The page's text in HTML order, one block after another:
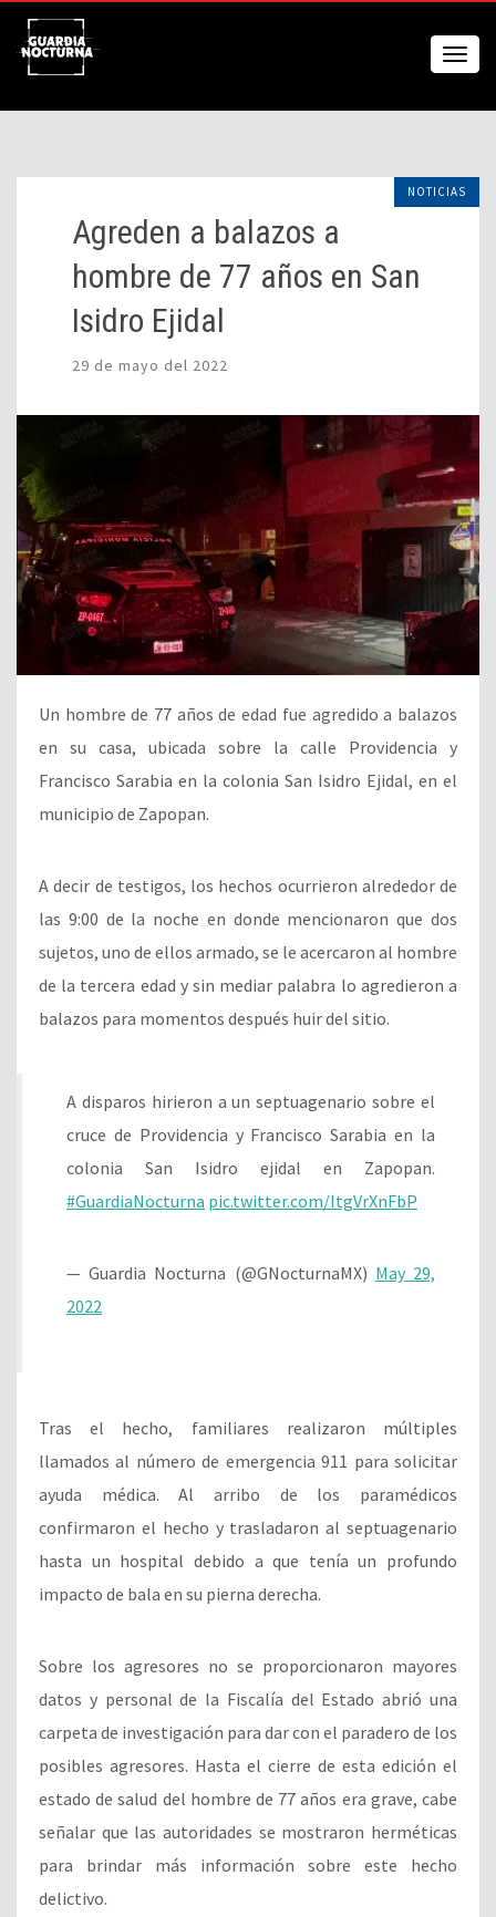
NOTICIAS
Agreden a balazos a
hombre de 77 años en San
Isidro Ejidal
29 de mayo del 2022
Un hombre de 77 años de edad fue agredido a balazos
en su casa, ubicada sobre la calle Providencia y
Francisco Sarabia en la colonia San Isidro Ejidal, en el
municipio de Zapopan.
A decir de testigos, los hechos ocurrieron alrededor de
las 9:00 de la noche en donde mencionaron que dos
sujetos, uno de ellos armado, se le acercaron al hombre
de la tercera edad y sin mediar palabra lo agredieron a
balazos para momentos después huir del sitio.
A disparos hirieron a un septuagenario sobre el
cruce de Providencia y Francisco Sarabia en la
colonia San Isidro ejidal en Zapopan.
#GuardiaNocturna pic.twitter.com/ItgVrXnFbP
— Guardia Nocturna (@GNocturnaMX) May 29,
2022
Tras el hecho, familiares realizaron múltiples
llamados al número de emergencia 911 para solicitar
ayuda médica. Al arribo de los paramédicos
confirmaron el hecho y trasladaron al septuagenario
hasta un hospital debido a que tenía un profundo
impacto de bala en su pierna derecha.
Sobre los agresores no se proporcionaron mayores
datos y personal de la Fiscalía del Estado abrió una
carpeta de investigación para dar con el paradero de los
posibles agresores. Hasta el cierre de esta edición el
estado de salud del hombre de 77 años era grave, cabe
señalar que las autoridades se mostraron herméticas
para brindar más información sobre este hecho
delictivo.